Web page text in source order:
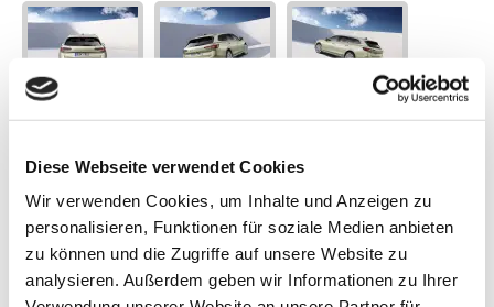
Diese Webseite verwendet Cookies
Wir verwenden Cookies, um Inhalte und Anzeigen zu
personalisieren, Funktionen für soziale Medien anbieten
zu können und die Zugriffe auf unsere Website zu
analysieren. Außerdem geben wir Informationen zu Ihrer
30.10.2023 - Škoda veröffentlicht den Teaser des Superb der
vierten Generation - Details zur Weltpremiere